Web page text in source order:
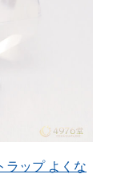
ラップ よくな